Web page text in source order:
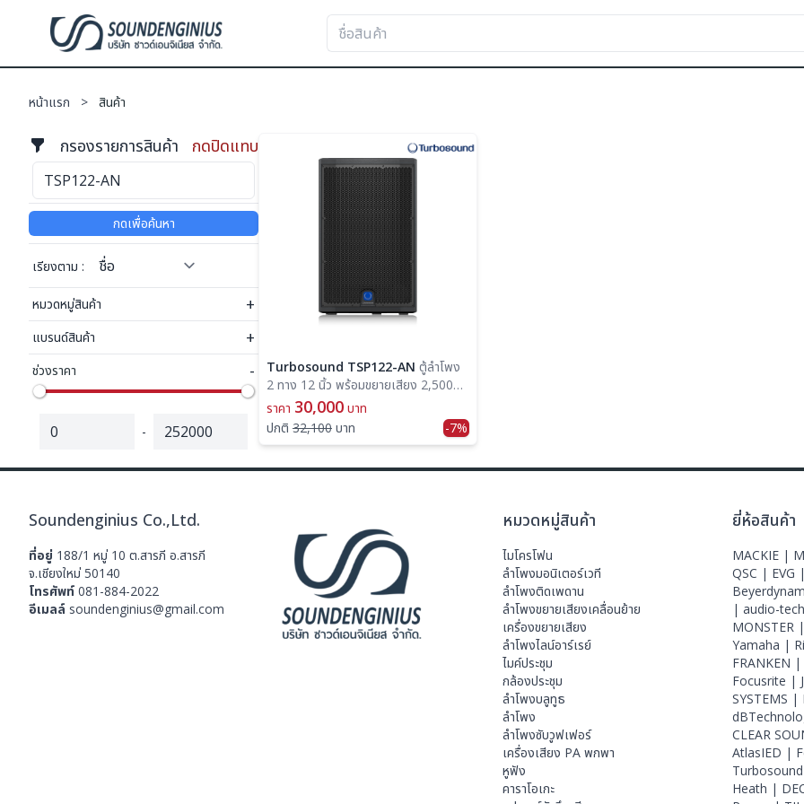
หน้าแรก > สินค้า
กรองรายการสินค้า กดปิดแทบ
กดเพื่อค้นหา
เรียงตาม :
หมวดหมู่สินค้า +
แบรนด์สินค้า +
ช่วงราคา -
-
Turbosound TSP122-AN
2 ทาง 12 นิ้ว พร้อมขยายเสียง 2,500
วัตต์
ราคา 30,000 บาท
ปกติ 32,100 บาท -7%
Soundenginius Co.,Ltd.
ที่อยู่ 188/1 หมู่ 10 ต.สารภี อ.สารภี
จ.เชียงใหม่ 50140
โทรศัพท์ 081-884-2022
อีเมลล์ soundenginius@gmail.com
หมวดหมู่สินค้า
ไมโครโฟน
ลําโพงมอนิเตอร์เวที
ลำโพงติดเพดาน
ลำโพงขยายเสียงเคลื่อนย้าย
เครื่องขยายเสียง
ลำโพงไลน์อาร์เรย์
ไมค์ประชุม
กล้องประชุม
ลำโพงบลูทูธ
ลำโพง
ลำโพงซับวูฟเฟอร์
เครื่องเสียง PA พกพา
หูฟัง
คาราโอเกะ
ยี่ห้อสินค้า
MACKIE |
QSC | EVG |
| audio-
MONSTER |
Yamaha |
FRANKEN |
Focusrite |
SYSTEMS |
CLEAR
AtlasIED |
Heath |